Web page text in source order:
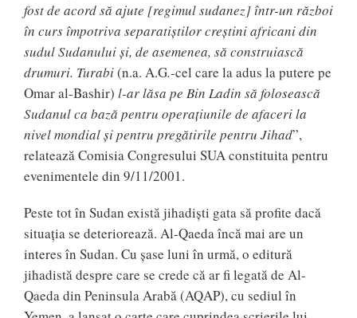
fost de acord să ajute [regimul sudanez] într-un război
în curs împotriva separatiștilor creștini africani din
sudul Sudanului și, de asemenea, să construiască
drumuri. Turabi(n.a. A.G.-cel care la adus la putere pe
Omar al-Bashir) l-ar lăsa pe Bin Ladin să folosească
Sudanul ca bază pentru operațiunile de afaceri la
nivel mondial și pentru pregătirile pentru Jihad”,
relatează Comisia Congresului SUA constituita pentru
evenimentele din 9/11/2001.
Peste tot în Sudan există jihadiști gata să profite dacă
situația se deteriorează. Al-Qaeda încă mai are un
interes în Sudan. Cu șase luni în urmă, o editură
jihadistă despre care se crede că ar fi legată de Al-
Qaeda din Peninsula Arabă (AQAP), cu sediul în